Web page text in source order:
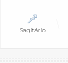
Sagitário